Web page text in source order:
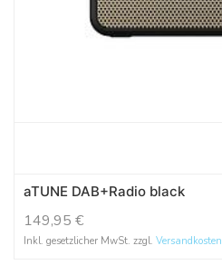
aTUNE DAB+Radio black
149,95 €
Inkl. gesetzlicher MwSt. zzgl. Versandkosten